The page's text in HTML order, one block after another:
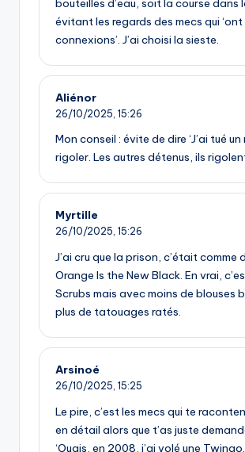
bouteilles d’eau, soit la course dans
évitant les regards des mecs qui ‘ont
connexions’. J’ai choisi la sieste.
Aliénor
26/10/2025, 15:26
Mon conseil : évite de dire ‘J’ai tué un
rigoler. Les autres détenus, ils
Myrtille
26/10/2025, 15:26
J’ai cru que la prison, c’était comme
Orange Is the New Black. En vrai,
Scrubs mais avec moins de blouses
plus de tatouages ratés.
Arsinoé
26/10/2025, 15:25
Le pire, c’est les mecs qui te
en détail alors que t’as juste
‘Ouais, en 2008, j’ai volé une